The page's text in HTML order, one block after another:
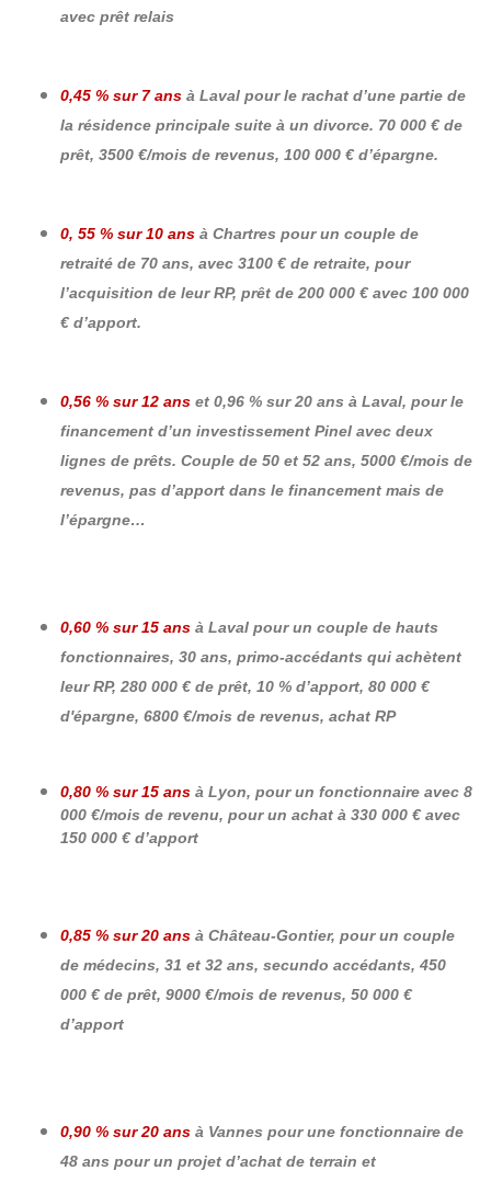
avec prêt relais
0,45 % sur 7 ans à Laval pour le rachat d’une partie de
la résidence principale suite à un divorce. 70 000 € de
prêt, 3500 €/mois de revenus, 100 000 € d’épargne.
0, 55 % sur 10 ans à Chartres pour un couple de
retraité de 70 ans, avec 3100 € de retraite, pour
l’acquisition de leur RP, prêt de 200 000 € avec 100 000
€ d’apport.
0,56 % sur 12 ans et 0,96 % sur 20 ans à Laval, pour le
financement d’un investissement Pinel avec deux
lignes de prêts. Couple de 50 et 52 ans, 5000 €/mois de
revenus, pas d’apport dans le financement mais de
l’épargne…
0,60 % sur 15 ans à Laval pour un couple de hauts
fonctionnaires, 30 ans, primo-accédants qui achètent
leur RP, 280 000 € de prêt, 10 % d’apport, 80 000 €
d'épargne, 6800 €/mois de revenus, achat RP
0,80 % sur 15 ans à Lyon, pour un fonctionnaire avec 8
000 €/mois de revenu, pour un achat à 330 000 € avec
150 000 € d’apport
0,85 % sur 20 ans à Château-Gontier, pour un couple
de médecins, 31 et 32 ans, secundo accédants, 450
000 € de prêt, 9000 €/mois de revenus, 50 000 €
d’apport
0,90 % sur 20 ans à Vannes pour une fonctionnaire de
48 ans pour un projet d’achat de terrain et